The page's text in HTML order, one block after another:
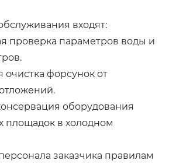
входят:
проверка параметров воды и
форсунок от
оборудования
площадок в холодном
заказчика правилам